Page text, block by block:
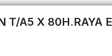
T/A5 X 80H.RAYA